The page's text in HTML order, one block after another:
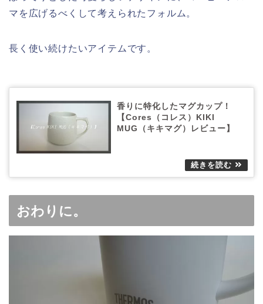
マを広げるべくして考えられたフォルム。
長く使い続けたいアイテムです。
香りに特化したマグカップ！
【Cores（コレス）KIKI
MUG（キキマグ）レビュー】
おわりに。